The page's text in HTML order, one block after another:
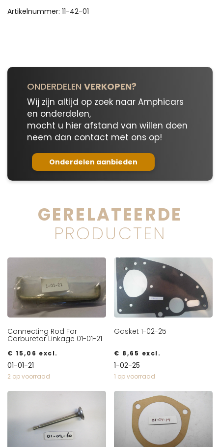
11-
Artikelnummer: 11-42-01
ONDERDELEN VERKOPEN?
Wij zijn altijd op zoek naar Amphicars
en onderdelen,
mocht u hier afstand van willen doen
neem dan contact met ons op!
Onderdelen aanbieden
GERELATEERDE
PRODUCTEN
Connecting Rod For
Carburetor Linkage 01-01-21
€ 15,06 excl.
01-01-21
2 op voorraad
Gasket 1-02-25
€ 8,65 excl.
1-02-25
1 op voorraad